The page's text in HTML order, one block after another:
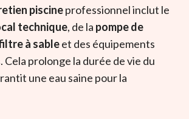
piscineprofessionnel inclut le
technique, de la pompe de
à sableet des équipements
Cela prolonge la durée de vie du
une eau saine pour la